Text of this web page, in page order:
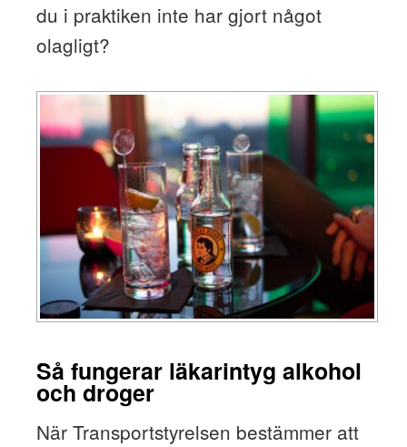
du i praktiken inte har gjort något
olagligt?
Så fungerar läkarintyg alkohol
och droger
När Transportstyrelsen bestämmer att